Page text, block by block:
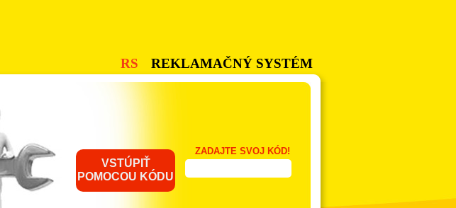
ZADAJTE SVOJ KÓD!
VSTÚPIŤ
POMOCOU KÓDU
RS REKLAMAČNÝ SYSTÉM